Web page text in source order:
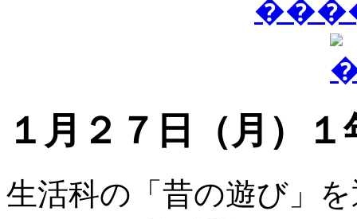
１月２７日（月）
生活科の「昔の遊び」